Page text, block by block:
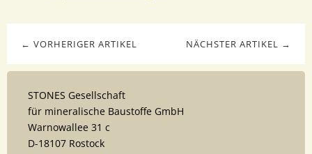
NÄCHSTER ARTIKEL →
← VORHERIGER ARTIKEL
STONES Gesellschaft
für mineralische Baustoffe GmbH
Warnowallee 31 c
D-18107 Rostock